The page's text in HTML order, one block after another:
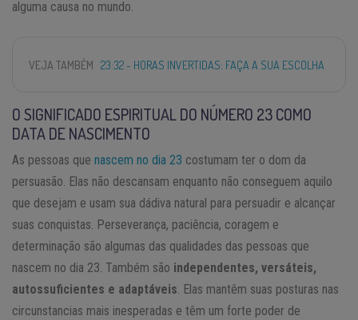
alguma causa no mundo.
VEJA TAMBÉM 23:32 - HORAS INVERTIDAS: FAÇA A SUA ESCOLHA
O SIGNIFICADO ESPIRITUAL DO NÚMERO 23 COMO
DATA DE NASCIMENTO
As pessoas que nascem no dia 23 costumam ter o dom da
persuasão. Elas não descansam enquanto não conseguem aquilo
que desejam e usam sua dádiva natural para persuadir e alcançar
suas conquistas. Perseverança, paciência, coragem e
determinação são algumas das qualidades das pessoas que
nascem no dia 23. Também são independentes, versáteis,
autossuficientes e adaptáveis. Elas mantêm suas posturas nas
circunstancias mais inesperadas e têm um forte poder de